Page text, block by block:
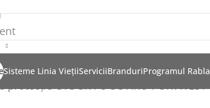
Sisteme Linia ViețiiServiciiBranduriProgramul Rabla
protecție O7S SR FO SC HRO PORTWEST